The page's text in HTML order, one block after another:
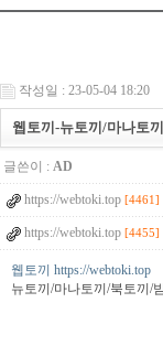
작성일 : 23-05-04 18:20
웹토끼-뉴토끼/마나토
글쓴이 : AD
https://webtoki.top [4461]
https://webtoki.top [4455]
웹토끼 https://webtoki.top
뉴토끼/마나토끼/북토끼/